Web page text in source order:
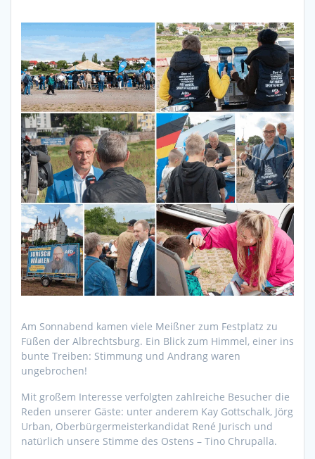
Am Sonnabend kamen viele Meißner zum Festplatz zu
Füßen der Albrechtsburg. Ein Blick zum Himmel, einer ins
bunte Treiben: Stimmung und Andrang waren
ungebrochen!
Mit großem Interesse verfolgten zahlreiche Besucher die
Reden unserer Gäste: unter anderem Kay Gottschalk, Jörg
Urban, Oberbürgermeisterkandidat René Jurisch und
natürlich unsere Stimme des Ostens – Tino Chrupalla.